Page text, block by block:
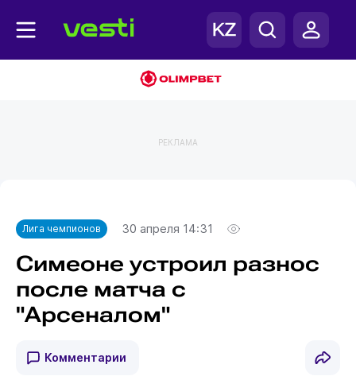
РЕКЛАМА
Лига чемпионов 30 апреля 14:31
Симеоне устроил разнос
после матча с
"Арсеналом"
Комментарии